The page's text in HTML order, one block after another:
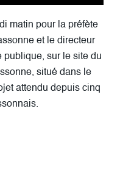
matin pour la préfète
et le directeur
publique, sur le site du
situé dans le
attendu depuis cinq